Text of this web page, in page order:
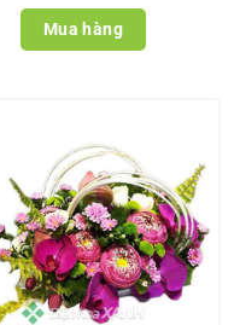
Mua hàng